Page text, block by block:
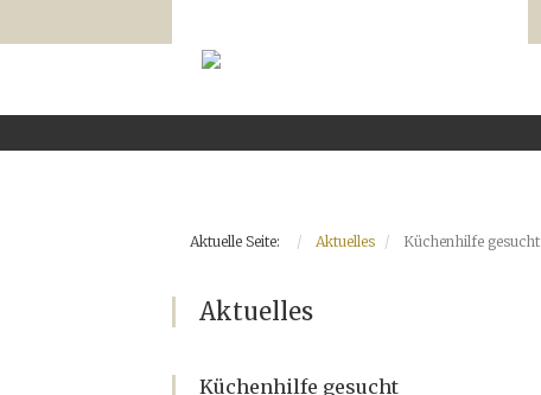
Aktuelle Seite: Aktuelles Küchenhilfe gesucht
Aktuelles
Küchenhilfe gesucht